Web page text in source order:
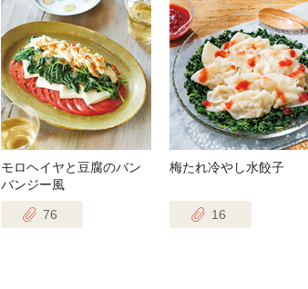
モロヘイヤと豆腐のバン
バンジー風
76
梅たれ冷やし水餃子
16